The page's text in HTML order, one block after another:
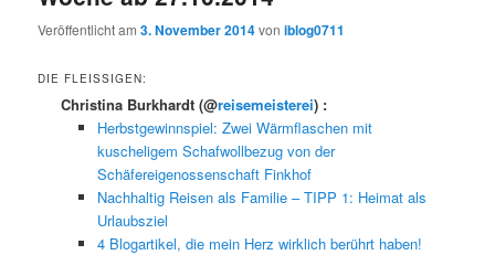
Veröffentlicht am3. November 2014voniblog0711
DIE FLEISSIGEN:
Christina Burkhardt(@reisemeisterei) :
Herbstgewinnspiel: Zwei Wärmflaschen mit
kuscheligem Schafwollbezug von der
Schäfereigenossenschaft Finkhof
Nachhaltig Reisen als Familie – TIPP 1: Heimat als
Urlaubsziel
4 Blogartikel, die mein Herz wirklich berührt haben!